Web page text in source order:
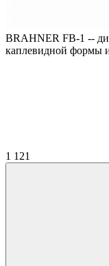
BRAHNER FB-1 --
каплевидной формы
1 121